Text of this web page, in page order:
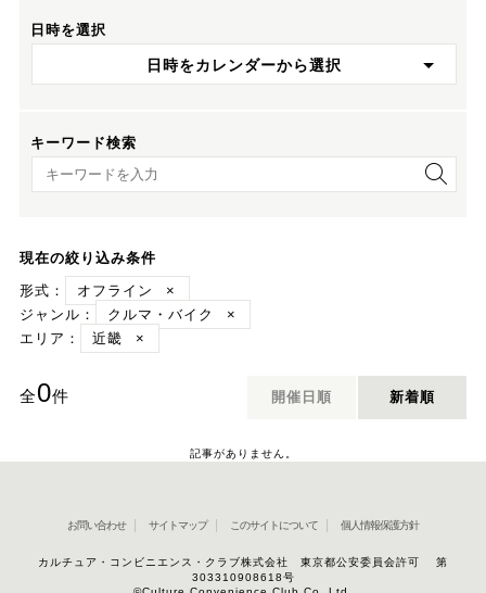
日時を選択
日時をカレンダーから選択
キーワード検索
キーワード検索
現在の絞り込み条件
形式：
オフライン
×
ジャンル：
クルマ・バイク
×
エリア：
近畿 ×
全0件 開催日順 新着順
記事がありません。
お問い合わせ サイトマップ このサイトについて 個人情報保護方針
カルチュア・コンビニエンス・クラブ株式会社 東京都公安委員会許可 第
303310908618号